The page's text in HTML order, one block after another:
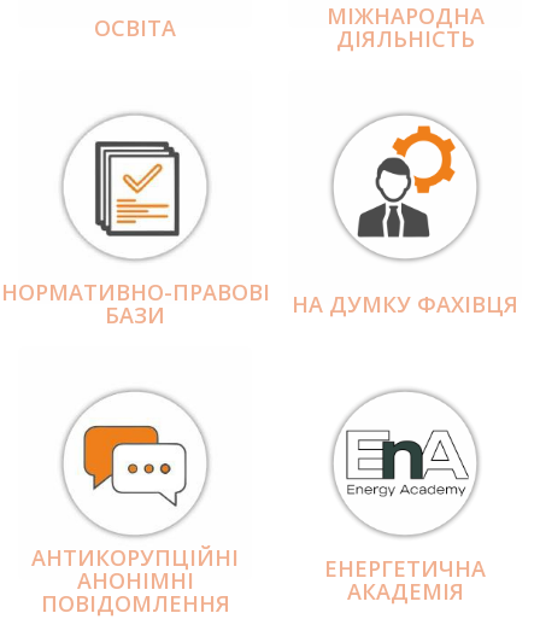
ОСВІТА МІЖНАРОДНА
ДІЯЛЬНІCТЬ
НОРМАТИВНО-ПРАВОВІ
БАЗИ НА ДУМКУ ФАХІВЦЯ
АНТИКОРУПЦІЙНІ
АНОНІМНІ
ПОВІДОМЛЕННЯ
ЕНЕРГЕТИЧНА
АКАДЕМІЯ